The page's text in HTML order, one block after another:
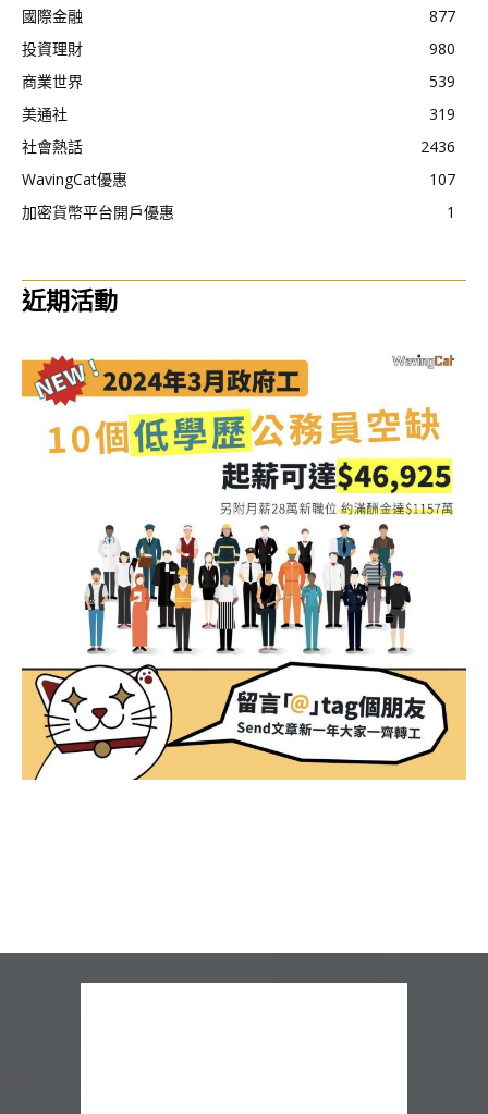
國際金融
877
投資理財
980
商業世界
539
美通社
319
社會熱話
2436
WavingCat優惠
107
加密貨幣平台開戶優惠
1
近期活動